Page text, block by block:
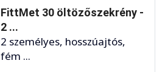
FittMet 30 öltözőszekrény -
2 ...
2 személyes, hosszúajtós,
fém ...